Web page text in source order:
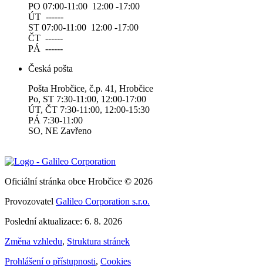
PO 07:00-11:00 12:00 -17:00
ÚT ------
ST 07:00-11:00 12:00 -17:00
ČT ------
PÁ ------
Česká pošta
Pošta Hrobčice, č.p. 41, Hrobčice
Po, ST 7:30-11:00, 12:00-17:00
ÚT, ČT 7:30-11:00, 12:00-15:30
PÁ 7:30-11:00
SO, NE Zavřeno
Oficiální stránka obce Hrobčice © 2026
Provozovatel Galileo Corporation s.r.o.
Poslední aktualizace: 6. 8. 2026
Změna vzhledu, Struktura stránek
Prohlášení o přístupnosti, Cookies